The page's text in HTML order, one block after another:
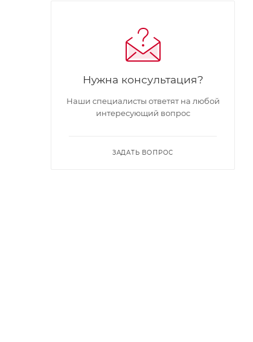
Нужна консультация?
Наши специалисты ответят на любой
интересующий вопрос
ЗАДАТЬ ВОПРОС